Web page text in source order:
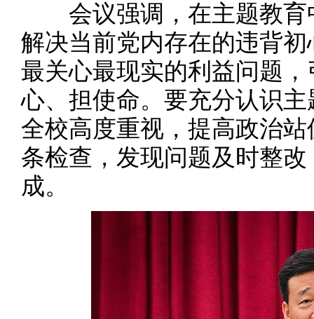
会议强调，在主题教育
解决当前党内存在的违背
最关心最现实的利益问题
心、担使命。要充分认识
全校高度重视，提高政治
条检查，发现问题及时整
成。